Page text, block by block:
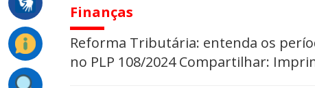
Finanças
Reforma Tributária: entenda os
no PLP 108/2024 Compartilhar: